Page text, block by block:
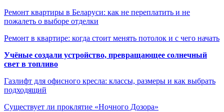
Ремонт квартиры в Беларуси: как не переплатить и не
пожалеть о выборе отделки
Ремонт в квартире: когда стоит менять потолок и с чего начать
Учёные создали устройство, превращающее солнечный
свет в топливо
Газлифт для офисного кресла: классы, размеры и как выбрать
подходящий
Существует ли проклятие «Ночного Дозора»